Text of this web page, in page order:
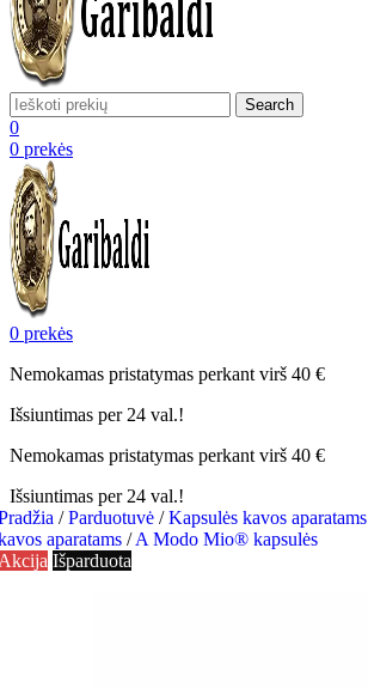
Search
0
0 prekės
0 prekės
Nemokamas pristatymas perkant virš 40 €
Išsiuntimas per 24 val.!
Nemokamas pristatymas perkant virš 40 €
Išsiuntimas per 24 val.!
/ Parduotuvė / Kapsulės kavos aparatams
aparatams / A Modo Mio® kapsulės
Išparduota